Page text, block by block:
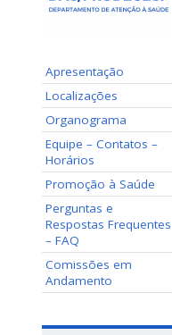
Apresentação
Localizações
Organograma
Equipe – Contatos –
Horários
Promoção à Saúde
Perguntas e
Respostas Frequentes
– FAQ
Comissões em
Andamento